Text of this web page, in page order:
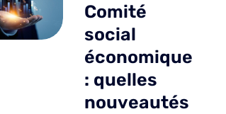
Comité
social
économique
: quelles
nouveautés